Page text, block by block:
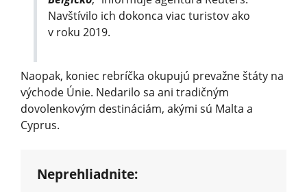
Navštívilo ich dokonca viac turistov ako
v roku 2019.
Naopak, koniec rebríčka okupujú prevažne štáty na
východe Únie. Nedarilo sa ani tradičným
dovolenkovým destináciám, akými sú Malta a
Cyprus.
Neprehliadnite: